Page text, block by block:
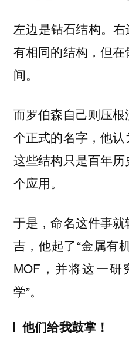
左边是钻石结构。
有相同的结构，但
间。
而罗伯森自己则压
个正式的名字，他认
这些结构只是百年
个应用。
于是，命名这件事
吉，他起了“金属有
MOF，并将这一研
学”。
他们给我鼓掌！